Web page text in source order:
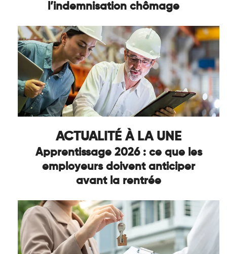
l’indemnisation chômage
ACTUALITÉ À LA UNE
Apprentissage 2026 : ce que les
employeurs doivent anticiper
avant la rentrée